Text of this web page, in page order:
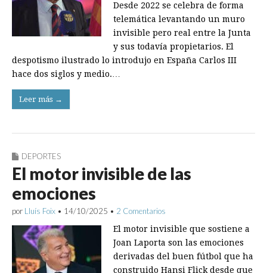
Desde 2022 se celebra de forma
telemática levantando un muro
invisible pero real entre la Junta
y sus todavía propietarios. El
despotismo ilustrado lo introdujo en España Carlos III
hace dos siglos y medio.…
Leer más →
DEPORTES
El motor invisible de las
emociones
por Lluís Foix • 14/10/2025 • 2 Comentarios
El motor invisible que sostiene a
Joan Laporta son las emociones
derivadas del buen fútbol que ha
construido Hansi Flick desde que